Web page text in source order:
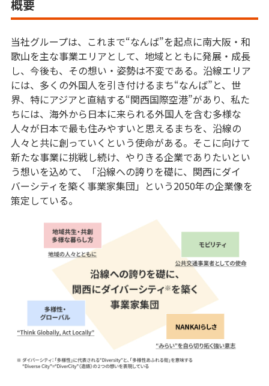
概要
当社グループは、これまで“なんば”を起点に南大阪・和
歌山を主な事業エリアとして、地域とともに発展・成長
し、今後も、その想い・姿勢は不変である。沿線エリア
には、多くの外国人を引き付けるまち“なんば”と、世
界、特にアジアと直結する“関西国際空港”があり、私た
ちには、海外から日本に来られる外国人を含む多様な
人々が日本で最も住みやすいと思えるまちを、沿線の
人々と共に創っていくという使命がある。そこに向けて
新たな事業に挑戦し続け、やりきる企業でありたいとい
う想いを込めて、「沿線への誇りを礎に、関西にダイ
バーシティを築く事業家集団」という2050年の企業像を
策定している。